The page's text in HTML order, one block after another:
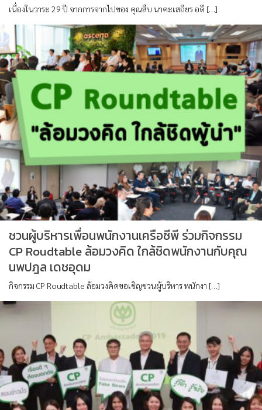
เนื่องในวาระ 29 ปี จากการจากไปของ คุณสืบ นาคะเสถียร อดี […]
ชวนผู้บริหารเพื่อนพนักงานเครือซีพี ร่วมกิจกรรม
CP Roudtable ล้อมวงคิด ใกล้ชิดพนักงานกับคุณ
นพปฎล เดชอุดม
กิจกรรม CP Roudtable ล้อมวงคิดขอเชิญชวนผู้บริหาร พนักงา […]